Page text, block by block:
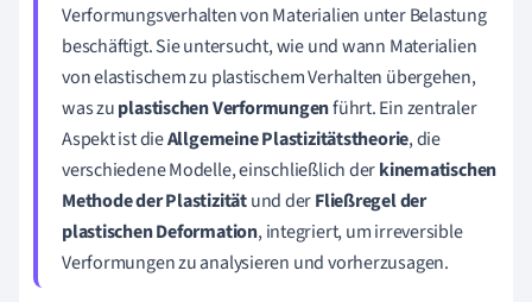
Verformungsverhalten von Materialien unter Belastung
beschäftigt. Sie untersucht, wie und wann Materialien
von elastischem zu plastischem Verhalten übergehen,
was zuplastischen Verformungenführt. Ein zentraler
Aspekt ist dieAllgemeine Plastizitätstheorie, die
verschiedene Modelle, einschließlich derkinematischen
Methode der Plastizitätund derFließregel der
plastischen Deformation, integriert, um irreversible
Verformungen zu analysieren und vorherzusagen.